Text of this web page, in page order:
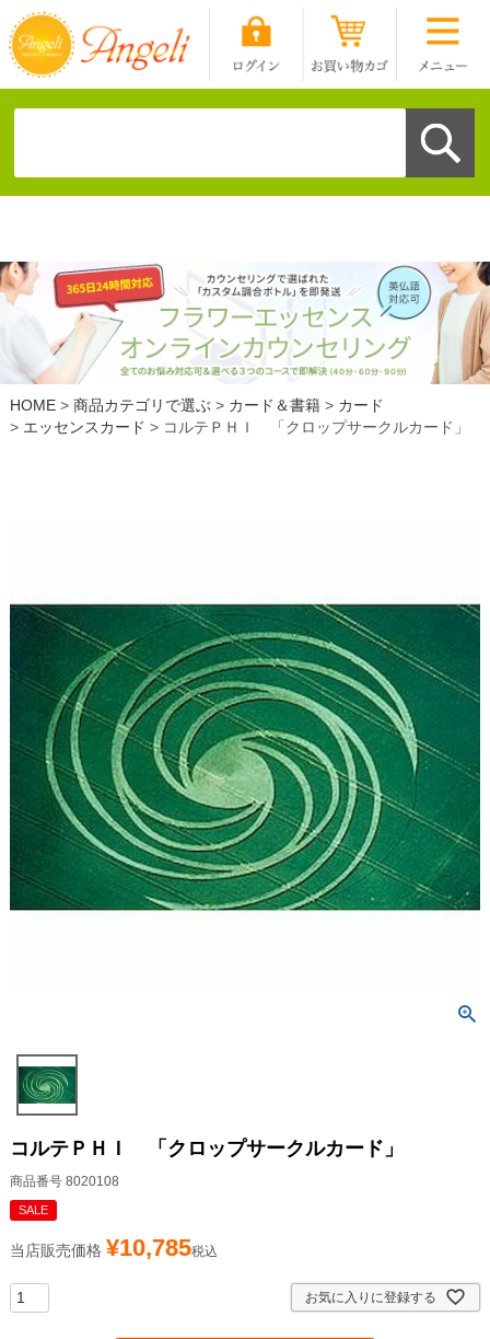
HOME 商品カテゴリで選ぶ カード＆書籍
カード
エッセンスカード
コルテＰＨＩ 「クロップサークルカード」
コルテＰＨＩ 「クロップサークルカード」
商品番号 8020108
SALE
当店販売価格 ¥10,785税込
お気に入りに登録する